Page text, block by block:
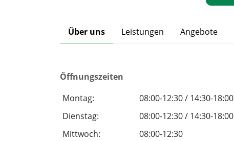
Über uns Leistungen Angebote
Öffnungszeiten
Montag:
08:00-12:30 / 14:30-18:00
Dienstag:
08:00-12:30 / 14:30-18:00
Mittwoch:
08:00-12:30